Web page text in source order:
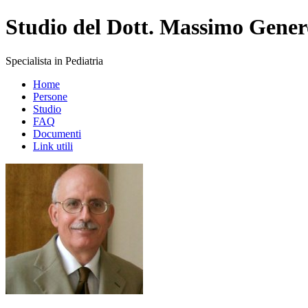
Studio del Dott. Massimo
Specialista in Pediatria
Home
Persone
Studio
FAQ
Documenti
Link utili